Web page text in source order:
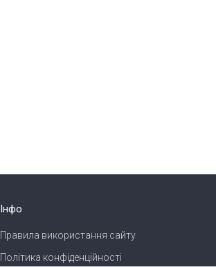
Інфо
Правила використання сайту
Політика конфіденційності